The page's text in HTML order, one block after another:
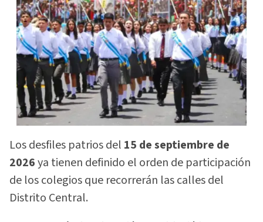
Los desfiles patrios del 15 de septiembre de
2026ya tienen definido el orden de participación
de los colegios que recorrerán las calles del
Distrito Central.